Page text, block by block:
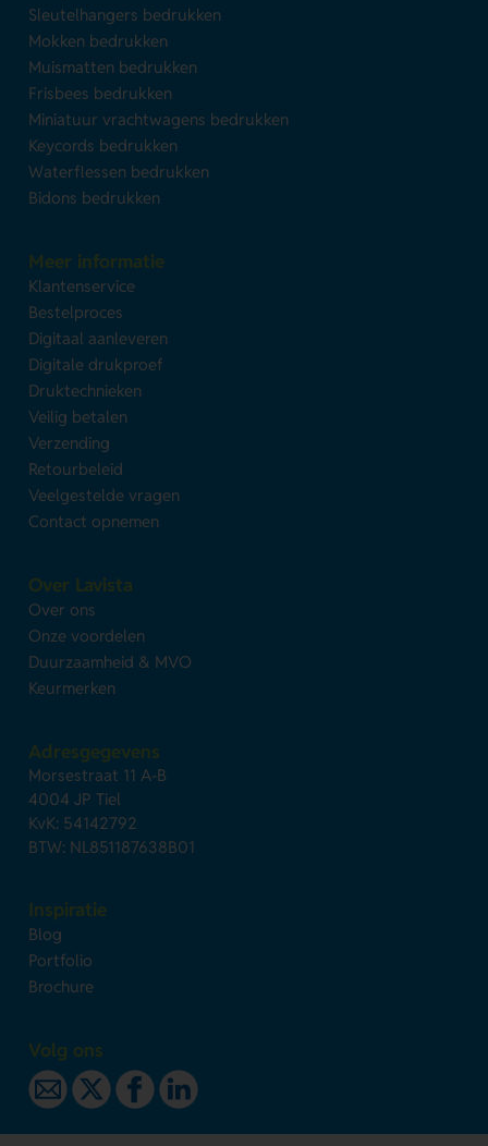
Sleutelhangers bedrukken
Mokken bedrukken
Muismatten bedrukken
Frisbees bedrukken
Miniatuur vrachtwagens bedrukken
Keycords bedrukken
Waterflessen bedrukken
Bidons bedrukken
Meer informatie
Klantenservice
Bestelproces
Digitaal aanleveren
Digitale drukproef
Druktechnieken
Veilig betalen
Verzending
Retourbeleid
Veelgestelde vragen
Contact opnemen
Over Lavista
Over ons
Onze voordelen
Duurzaamheid & MVO
Keurmerken
Adresgegevens
Morsestraat 11 A-B
4004 JP Tiel
KvK: 54142792
BTW: NL851187638B01
Inspiratie
Blog
Portfolio
Brochure
Volg ons